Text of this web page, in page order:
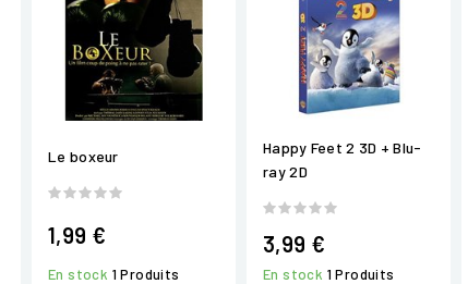
Le boxeur
1,99 €
En stock 1 Produits
Happy Feet 2 3D + Blu-
ray 2D
3,99 €
En stock 1 Produits